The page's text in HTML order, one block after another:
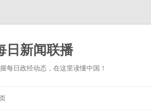
日新闻联播
每日政经动态，在这里读懂中国！